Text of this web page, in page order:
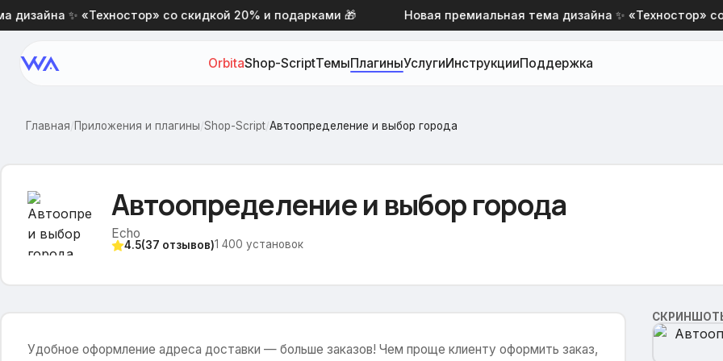
✨ «Техностор» со скидкой 20% и подарками 🎁 Новая премиальная тема дизайна ✨ «Техностор» со
OrbitaShop-ScriptТемыПлагиныУслугиИнструкцииПоддержка
Главная/Приложения и плагины/Shop-Script/Автоопределение и выбор города
Автоопределение и выбор города
Echo
4.5(37 отзывов)1 400 установок
Удобное оформление адреса доставки — больше заказов! Чем проще клиенту оформить заказ,